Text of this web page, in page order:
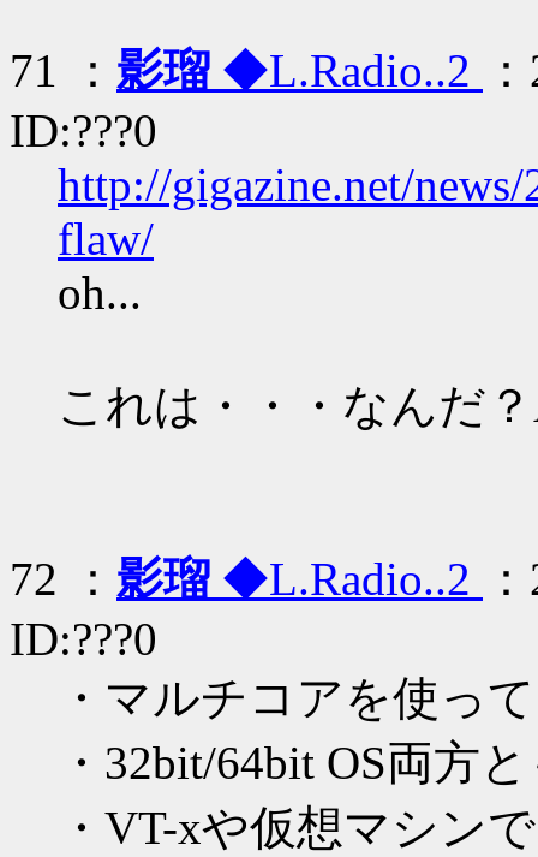
71 ： 影瑠 ◆L.Radio..2
ID:???0
http://gigazine.net/
flaw/
oh...
これは・・・なんだ
72 ： 影瑠 ◆L.Radio..2
ID:???0
・マルチコアを使っ
・32bit/64bit OS両方
・VT-xや仮想マシン